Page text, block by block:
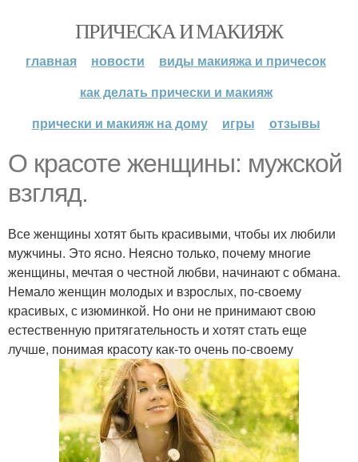
ПРИЧЕСКА И МАКИЯЖ
главная новости
виды макияжа и причесок
как делать прически и макияж
прически и макияж на дому
игры отзывы
О красоте женщины: мужской
взгляд.
Все женщины хотят быть красивыми, чтобы их любили
мужчины. Это ясно. Неясно только, почему многие
женщины, мечтая о честной любви, начинают с обмана.
Немало женщин молодых и взрослых, по-своему
красивых, с изюминкой. Но они не принимают свою
естественную притягательность и хотят стать еще
лучше, понимая красоту как-то очень по-своему